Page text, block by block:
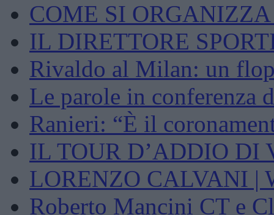
COME SI
IL DIRETTORE
Rivaldo al Milan: un
Le parole in conferenza
Ranieri: “È il
IL TOUR D’ADDIO
LORENZO CALVANI |
Roberto Mancini CT e